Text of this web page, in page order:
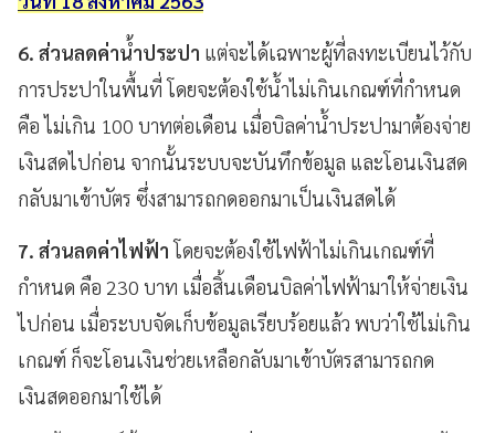
6. ส่วนลดค่าน้ำประปา แต่จะได้เฉพาะผู้ที่ลงทะเบียนไว้กับ
การประปาในพื้นที่ โดยจะต้องใช้น้ำไม่เกินเกณฑ์ที่กำหนด
คือ ไม่เกิน 100 บาทต่อเดือน เมื่อบิลค่าน้ำประปามาต้องจ่าย
เงินสดไปก่อน จากนั้นระบบจะบันทึกข้อมูล และโอนเงินสด
กลับมาเข้าบัตร ซึ่งสามารถกดออกมาเป็นเงินสดได้
7. ส่วนลดค่าไฟฟ้าโดยจะต้องใช้ไฟฟ้าไม่เกินเกณฑ์ที่
กำหนด คือ 230 บาท เมื่อสิ้นเดือนบิลค่าไฟฟ้ามาให้จ่ายเงิน
ไปก่อน เมื่อระบบจัดเก็บข้อมูลเรียบร้อยแล้ว พบว่าใช้ไม่เกิน
เกณฑ์ ก็จะโอนเงินช่วยเหลือกลับมาเข้าบัตรสามารถกด
เงินสดออกมาใช้ได้